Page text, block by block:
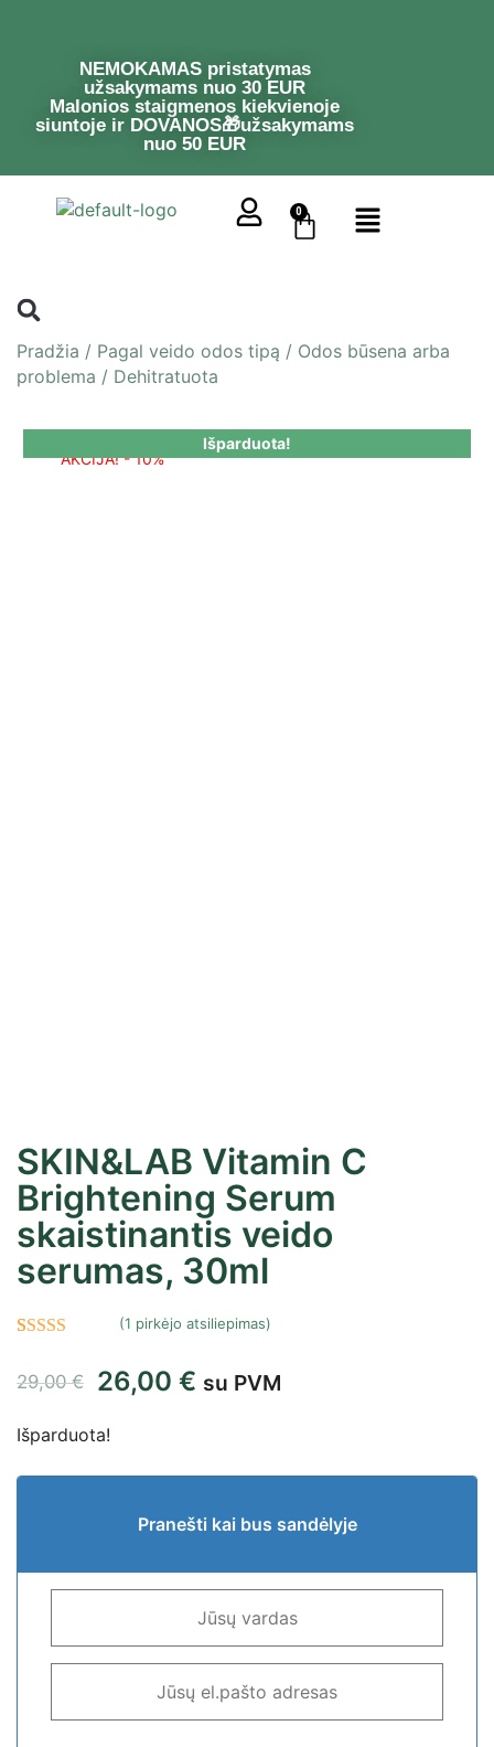
NEMOKAMAS pristatymas
užsakymams nuo 30 EUR
Malonios staigmenos kiekvienoje
siuntoje ir DOVANOS🎁užsakymams
nuo 50 EUR
0
Pradžia / Pagal veido odos tipą / Odos būsena arba
problema / Dehitratuota
AKCIJA! - 10%
Išparduota!
SKIN&LAB Vitamin C
Brightening Serum
skaistinantis veido
serumas, 30ml
5.00iš 5
įvertinimų:)
(1 pirkėjo atsiliepimas)
29,00€ 26,00 € su PVM
Išparduota!
Pranešti kai bus sandėlyje